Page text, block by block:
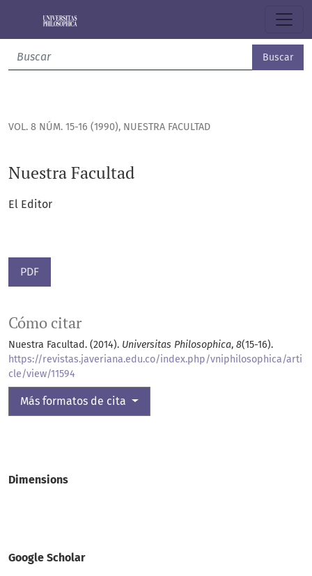
Buscar
VOL. 8 NÚM. 15-16 (1990), NUESTRA FACULTAD
Nuestra Facultad
El Editor
PDF
Cómo citar
Nuestra Facultad. (2014). Universitas Philosophica, 8(15-16).
https://revistas.javeriana.edu.co/index.php/vniphilosophica/arti
cle/view/11594
Más formatos de cita
Dimensions
Google Scholar